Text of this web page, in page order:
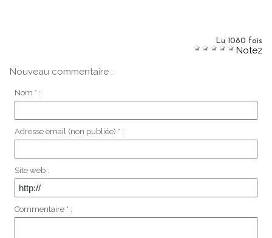
Lu 1080 fois
Notez
Nouveau commentaire :
Nom * :
Adresse email (non publiée) * :
Site web :
Commentaire * :